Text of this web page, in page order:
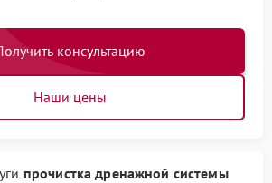
консультацию
Наши цены
прочистка дренажной системы